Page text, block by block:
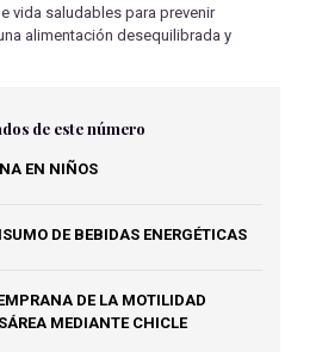
vida saludables para prevenir
alimentación desequilibrada y
de este número
EN NIÑOS
DE BEBIDAS ENERGÉTICAS
DE LA MOTILIDAD
MEDIANTE CHICLE